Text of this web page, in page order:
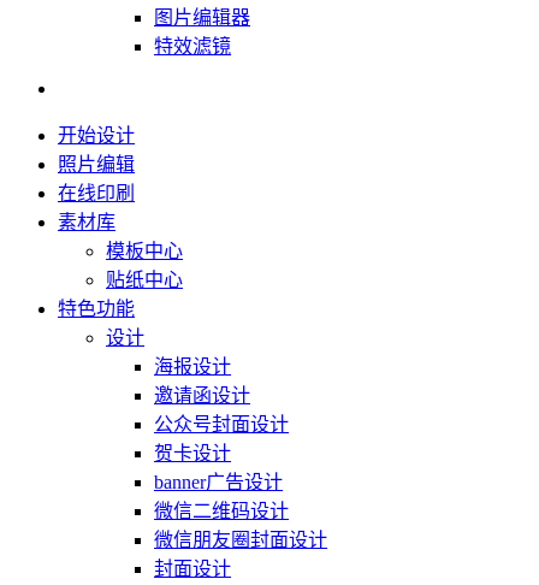
图片编辑器
特效滤镜
开始设计
照片编辑
在线印刷
素材库
模板中心
贴纸中心
特色功能
设计
海报设计
邀请函设计
公众号封面设计
贺卡设计
banner广告设计
微信二维码设计
微信朋友圈封面设计
封面设计